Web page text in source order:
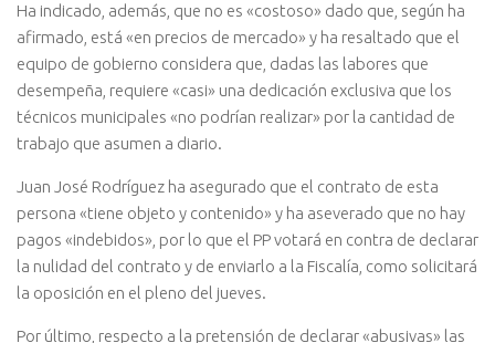
Ha indicado, además, que no es «costoso» dado que, según ha
afirmado, está «en precios de mercado» y ha resaltado que el
equipo de gobierno considera que, dadas las labores que
desempeña, requiere «casi» una dedicación exclusiva que los
técnicos municipales «no podrían realizar» por la cantidad de
trabajo que asumen a diario.
Juan José Rodríguez ha asegurado que el contrato de esta
persona «tiene objeto y contenido» y ha aseverado que no hay
pagos «indebidos», por lo que el PP votará en contra de declarar
la nulidad del contrato y de enviarlo a la Fiscalía, como solicitará
la oposición en el pleno del jueves.
Por último, respecto a la pretensión de declarar «abusivas» las